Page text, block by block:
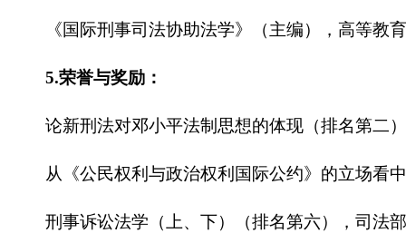
《国际刑事司法协助法学》（主编），高等教
5.荣誉与奖励：
论新刑法对邓小平法制思想的体现（排名第二
从《公民权利与政治权利国际公约》的立场看
刑事诉讼法学（上、下）（排名第六），司法